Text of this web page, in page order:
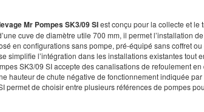
Mr Pompes SK3/09 SIest conçu pour la collecte et le
cuve de diamètre utile 700 mm, il permet l’installation
en configurations sans pompe, pré-équipé sans coffret
simplifie l’intégration dans les installations existantes
SK3/09 SI accepte des canalisations de refoulement
hauteur de chute négative de fonctionnement indiquée
permet de choisir entre plusieurs références de pompes